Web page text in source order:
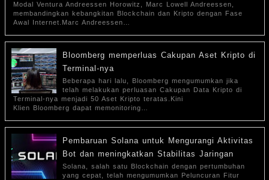
Modal Ventura Andreessen Horowitz, Marc Lowell Andreessen,
membandingkan kebangkitan Blockchain dan Kripto dengan Fase
Awal Internet.Marc Andreessen…
Bloomberg memperluas Cakupan Aset Kripto di
Terminal-nya
Beberapa hari lalu, Bloomberg mengumumkan jika
telah melakukan perluasan Cakupan Data Kripto di
Terminal-nya menjadi 50 Aset Kripto teratas.Kini
Klien Bloomberg dapat memonitoring…
Pembaruan Solana untuk Mengurangi Aktivitas
Bot dan meningkatkan Stabilitas Jaringan
Solana, salah satu Blockchain dengan pertumbuhan
yang cepat, telah mengumumkan Peluncuran Fitur